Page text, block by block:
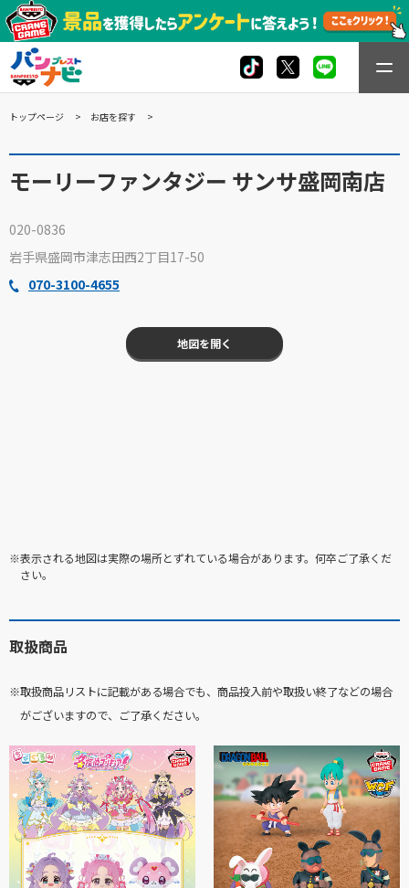
トップページ お店を探す
モーリーファンタジー サンサ盛岡南店
020-0836
岩手県盛岡市津志田西2丁目17-50
070-3100-4655
地図を開く
※表示される地図は実際の場所とずれている場合があります。何卒ご了承くだ
さい。
取扱商品
※取扱商品リストに記載がある場合でも、商品投入前や取扱い終了などの場合
がございますので、ご了承ください。